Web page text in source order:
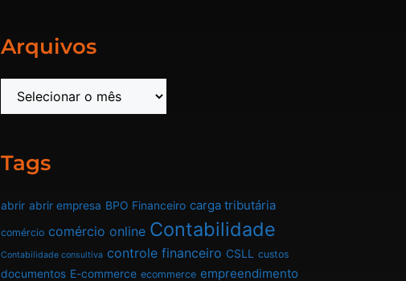
Arquivos
Tags
abrir abrir empresa BPO Financeiro carga tributária
comércio comércio online Contabilidade
Contabilidade consultiva controle financeiro CSLL custos
documentos E-commerce ecommerce empreendimento